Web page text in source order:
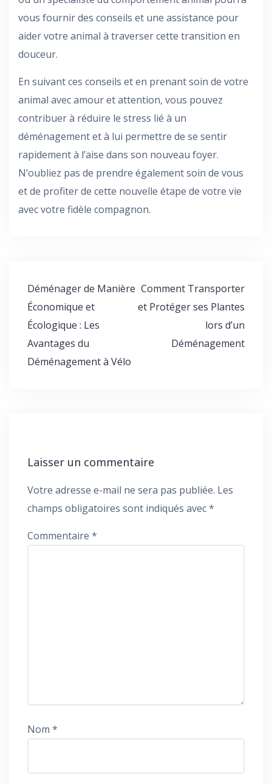
vous fournir des conseils et une assistance pour
aider votre animal à traverser cette transition en
douceur.
En suivant ces conseils et en prenant soin de votre
animal avec amour et attention, vous pouvez
contribuer à réduire le stress lié à un
déménagement et à lui permettre de se sentir
rapidement à l’aise dans son nouveau foyer.
N’oubliez pas de prendre également soin de vous
et de profiter de cette nouvelle étape de votre vie
avec votre fidèle compagnon.
Navigation
de
l’article
Déménager de Manière
Économique et
Écologique : Les
Avantages du
Déménagement à Vélo
Comment Transporter
et Protéger ses Plantes
lors d’un
Déménagement
Laisser un commentaire
Votre adresse e-mail ne sera pas publiée. Les
champs obligatoires sont indiqués avec*
Commentaire *
Nom *